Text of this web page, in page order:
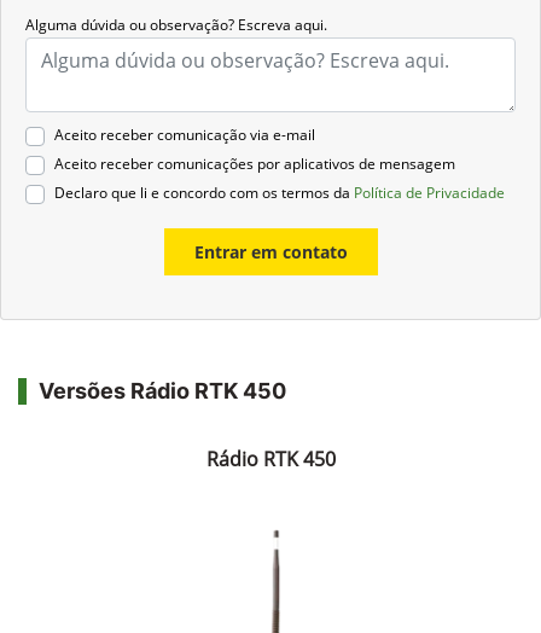
Alguma dúvida ou observação? Escreva aqui.
Aceito receber comunicação via e-mail
Aceito receber comunicações por aplicativos de mensagem
Declaro que li e concordo com os termos da Política de Privacidade
Entrar em contato
Versões Rádio RTK 450
Rádio RTK 450